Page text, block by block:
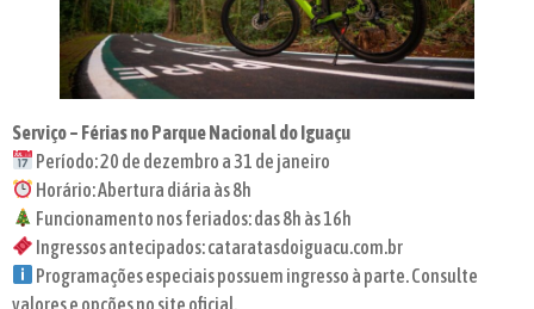
Serviço – Férias no Parque Nacional do Iguaçu
Período: 20 de dezembro a 31 de janeiro
Horário: Abertura diária às 8h
Funcionamento nos feriados: das 8h às 16h
Ingressos antecipados: cataratasdoiguacu.com.br
Programações especiais possuem ingresso à parte. Consulte
valores e opções no site oficial.